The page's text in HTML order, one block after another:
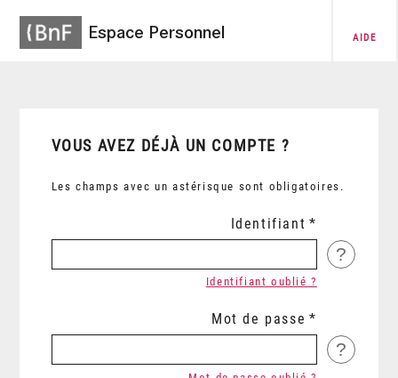
Espace Personnel AIDE
VOUS AVEZ DÉJÀ UN COMPTE ?
Les champs avec un astérisque sont obligatoires.
Identifiant
?
Identifiant oublié ?
Mot de passe
?